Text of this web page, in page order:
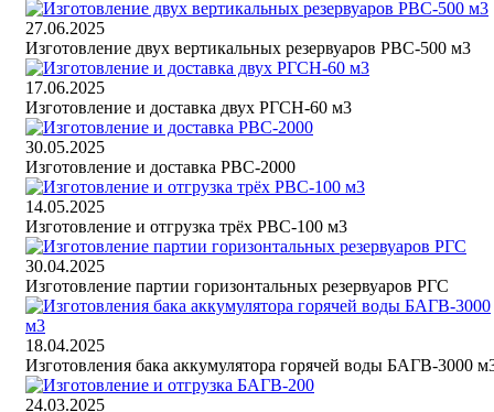
27.06.2025
Изготовление двух вертикальных резервуаров РВС-500 м3
17.06.2025
Изготовление и доставка двух РГСН-60 м3
30.05.2025
Изготовление и доставка РВС-2000
14.05.2025
Изготовление и отгрузка трёх РВС-100 м3
30.04.2025
Изготовление партии горизонтальных резервуаров РГС
18.04.2025
Изготовления бака аккумулятора горячей воды БАГВ-3000
24.03.2025